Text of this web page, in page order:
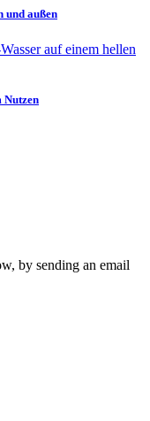
und außen
Nutzen
by sending an email